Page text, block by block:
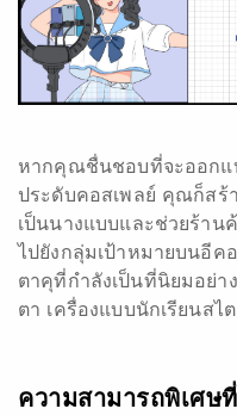
หากคุณชื่นชอบที่จะออกแ
ประดับคอสเพลย์ คุณก็สร้
เป็นนางแบบและช่วยร้า
ไปยังกลุ่มเป้าหมายบนอีค
ตาคุที่กำลังเป็นที่นิยมอย่
ตา เครื่องแบบนักเรียนส
ความสามารถพิเศษ